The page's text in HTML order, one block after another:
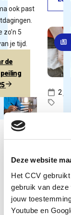
Deze website
Het CCV
gebruik van
jouw
Youtube en
ook past
zo’n 5
je tijd.
de
voor
2